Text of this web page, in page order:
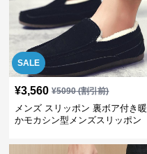
SALE
¥3,560 ¥5090(割引前)
メンズ スリッポン 裏ボア付き暖
かモカシン型メンズスリッポン